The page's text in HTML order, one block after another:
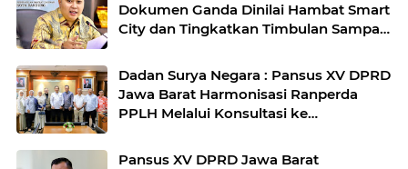
Dokumen Ganda Dinilai Hambat Smart
City dan Tingkatkan Timbulan Sampah
Dadan Surya Negara : Pansus XV DPRD
Jawa Barat Harmonisasi Ranperda
PPLH Melalui Konsultasi ke
Pansus XV DPRD Jawa Barat